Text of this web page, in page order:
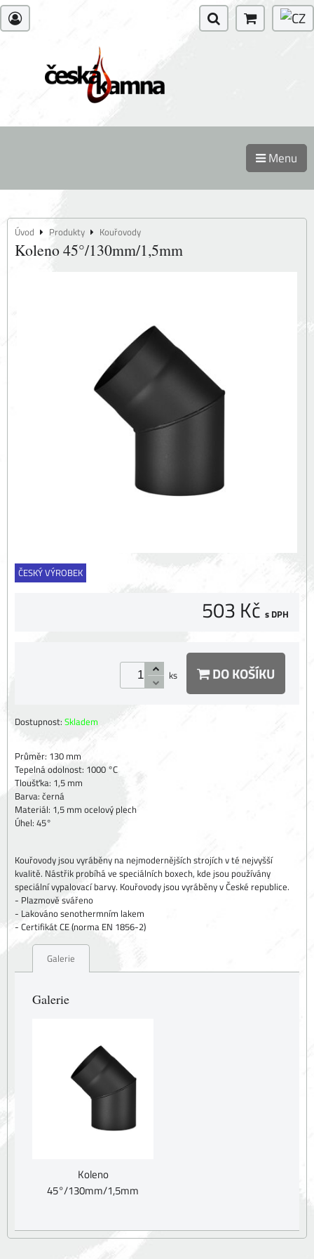
Menu
Úvod Produkty Kouřovody
Koleno 45°/130mm/1,5mm
ČESKÝ VÝROBEK
503 Kč s DPH
ks DO KOŠÍKU
Dostupnost: Skladem
Průměr: 130 mm
Tepelná odolnost: 1000 °C
Tloušťka: 1,5 mm
Barva: černá
Materiál: 1,5 mm ocelový plech
Úhel: 45°
Kouřovody jsou vyráběny na nejmodernějších strojích v té nejvyšší
kvalitě. Nástřik probíhá ve speciálních boxech, kde jsou používány
speciální vypalovací barvy. Kouřovody jsou vyráběny v České republice.
- Plazmově svářeno
- Lakováno senothermním lakem
- Certifikát CE (norma EN 1856-2)
Galerie
Galerie
Koleno
45°/130mm/1,5mm